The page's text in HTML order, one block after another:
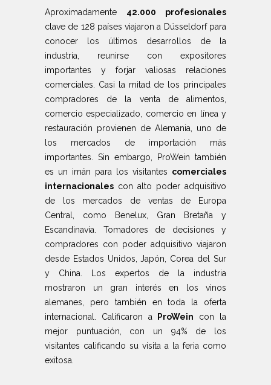
Aproximadamente 42.000 profesionales
clave de 128 países viajaron a Düsseldorf para
conocer los últimos desarrollos de la
industria, reunirse con expositores
importantes y forjar valiosas relaciones
comerciales. Casi la mitad de los principales
compradores de la venta de alimentos,
comercio especializado, comercio en línea y
restauración provienen de Alemania, uno de
los mercados de importación más
importantes. Sin embargo, ProWein también
es un imán para los visitantes comerciales
internacionales con alto poder adquisitivo
de los mercados de ventas de Europa
Central, como Benelux, Gran Bretaña y
Escandinavia. Tomadores de decisiones y
compradores con poder adquisitivo viajaron
desde Estados Unidos, Japón, Corea del Sur
y China. Los expertos de la industria
mostraron un gran interés en los vinos
alemanes, pero también en toda la oferta
internacional. Calificaron a
ProWein con la
mejor puntuación, con un 94% de los
visitantes calificando su visita a la feria como
exitosa.